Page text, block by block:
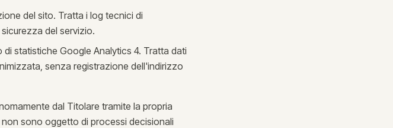
del sito. Tratta i log tecnici di
del servizio.
statistiche Google Analytics 4. Tratta dati
senza registrazione dell'indirizzo
dal Titolare tramite la propria
sono oggetto di processi decisionali